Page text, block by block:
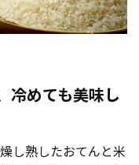
冷めても美味し
し熟したおてんと米